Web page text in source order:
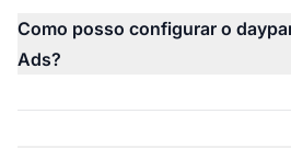
Como posso configurar o
Ads?